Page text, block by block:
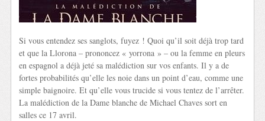
Si vous entendez ses sanglots, fuyez ! Quoi qu’il soit déjà trop tard
et que la Llorona – prononcez « yorrona » – ou la femme en pleurs
en espagnol a déjà jeté sa malédiction sur vos enfants. Il y a de
fortes probabilités qu’elle les noie dans un point d’eau, comme une
simple baignoire. Et qu’elle vous trucide si vous tentez de l’arrêter.
La malédiction de la Dame blanche de Michael Chaves sort en
salles ce 17 avril.